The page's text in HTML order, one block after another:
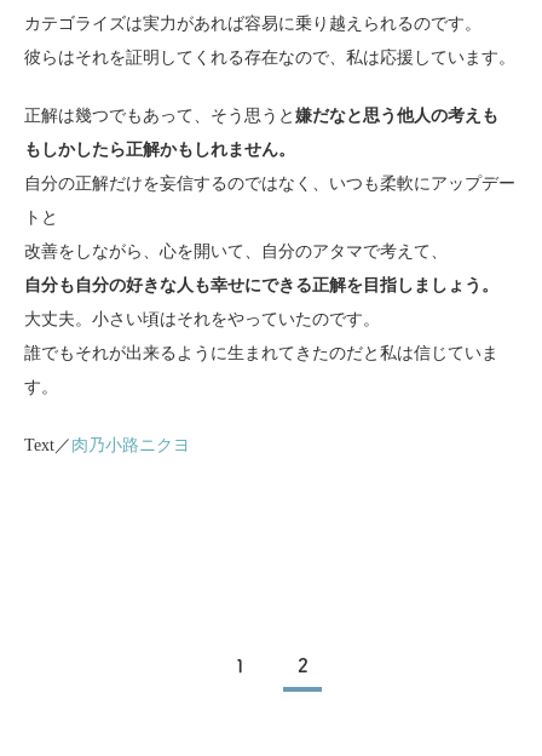
カテゴライズは実力があれば容易に乗り越えられるのです。
彼らはそれを証明してくれる存在なので、私は応援しています。
正解は幾つでもあって、そう思うと 嫌だなと思う他人の考えも
もしかしたら正解かもしれません。
自分の正解だけを妄信するのではなく、いつも柔軟にアップデー
トと
改善をしながら、心を開いて、自分のアタマで考えて、
自分も自分の好きな人も幸せにできる正解を目指しましょう。
大丈夫。小さい頃はそれをやっていたのです。
誰でもそれが出来るように生まれてきたのだと私は信じていま
す。
Text／ 肉乃小路ニクヨ
1 2